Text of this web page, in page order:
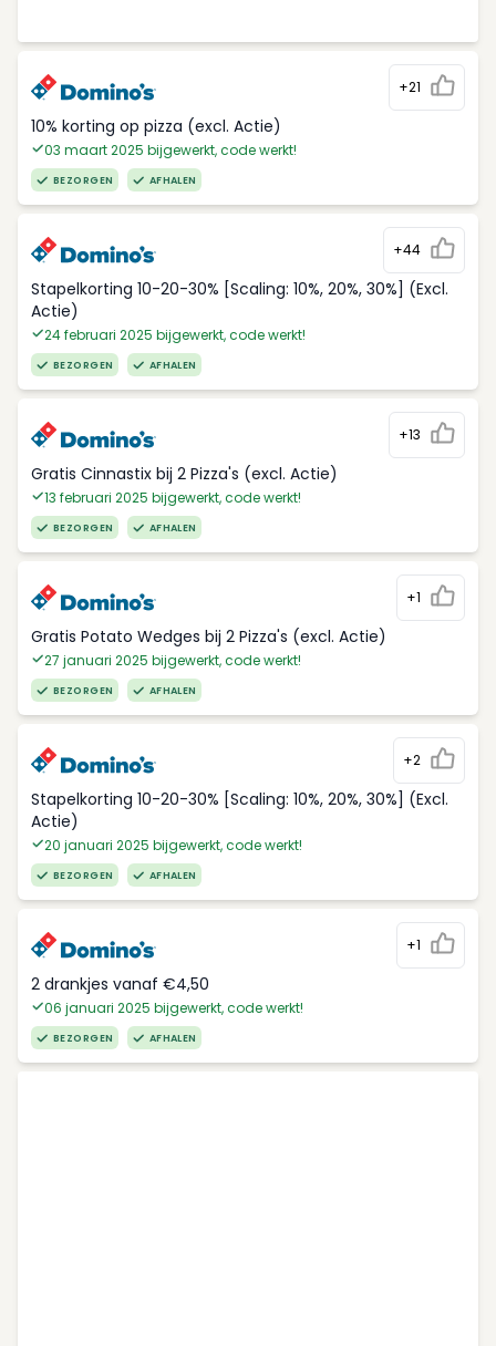
+21
10% korting op pizza (excl. Actie)
03 maart 2025 bijgewerkt, code werkt!
BEZORGEN AFHALEN
+44
Stapelkorting 10-20-30% [Scaling: 10%, 20%, 30%] (Excl.
Actie)
24 februari 2025 bijgewerkt, code werkt!
BEZORGEN AFHALEN
+13
Gratis Cinnastix bij 2 Pizza's (excl. Actie)
13 februari 2025 bijgewerkt, code werkt!
BEZORGEN AFHALEN
+1
Gratis Potato Wedges bij 2 Pizza's (excl. Actie)
27 januari 2025 bijgewerkt, code werkt!
BEZORGEN AFHALEN
+2
Stapelkorting 10-20-30% [Scaling: 10%, 20%, 30%] (Excl.
Actie)
20 januari 2025 bijgewerkt, code werkt!
BEZORGEN AFHALEN
+1
2 drankjes vanaf €4,50
06 januari 2025 bijgewerkt, code werkt!
BEZORGEN AFHALEN